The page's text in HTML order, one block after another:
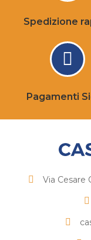
Spedizione
Pagamenti
Via Cesare